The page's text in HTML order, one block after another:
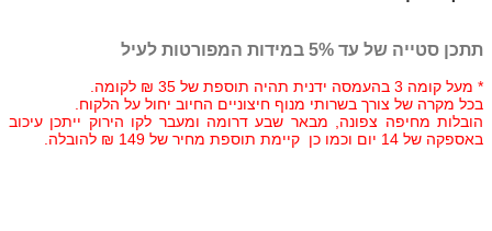
תתכן סטייה של עד 5% במידות המפורטות לעיל
* מעל קומה 3 בהעמסה ידנית תהיה תוספת של 35 ₪ לקומה.
בכל מקרה של צורך בשרותי מנוף חיצוניים החיוב יחול על הלקוח.
הובלות מחיפה צפונה, מבאר שבע דרומה ומעבר לקו הירוק ייתכן עיכוב
באספקה של 14 יום וכמו כן קיימת תוספת מחיר של 149 ₪ להובלה.